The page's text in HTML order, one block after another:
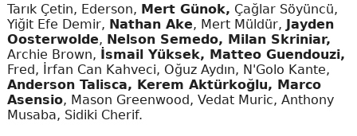
Tarık Çetin, Ederson, Mert Günok, Çağlar Söyüncü,
Yiğit Efe Demir, Nathan Ake, Mert Müldür, Jayden
Oosterwolde, Nelson Semedo, Milan Skriniar,
Archie Brown, İsmail Yüksek, Matteo Guendouzi,
Fred, İrfan Can Kahveci, Oğuz Aydın, N'Golo Kante,
Anderson Talisca, Kerem Aktürkoğlu, Marco
Asensio, Mason Greenwood, Vedat Muric, Anthony
Musaba, Sidiki Cherif.